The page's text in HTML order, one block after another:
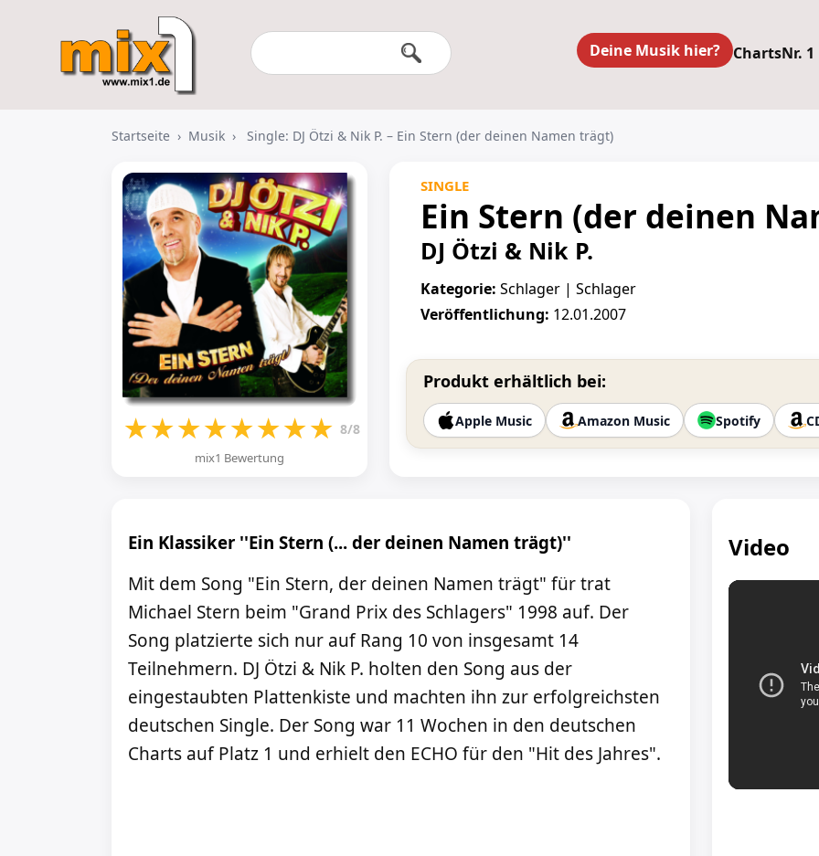
Deine Musik hier? ChartsNr.
Startseite › Musik › Single: DJ Ötzi & Nik P. – Ein Stern (der deinen Namen trägt)
★★★★★★★★ 8/8
mix1 Bewertung
SINGLE
Ein Stern (der deinen
DJ Ötzi & Nik P.
Kategorie: Schlager | Schlager
Veröffentlichung: 12.01.2007
Produkt erhältlich bei:
Apple Music Amazon Music Spotify
Ein Klassiker ''Ein Stern (... der deinen Namen trägt)''
Mit dem Song "Ein Stern, der deinen Namen trägt" für trat
Michael Stern beim "Grand Prix des Schlagers" 1998 auf. Der
Song platzierte sich nur auf Rang 10 von insgesamt 14
Teilnehmern. DJ Ötzi & Nik P. holten den Song aus der
eingestaubten Plattenkiste und machten ihn zur erfolgreichsten
deutschen Single. Der Song war 11 Wochen in den deutschen
Charts auf Platz 1 und erhielt den ECHO für den "Hit des Jahres".
Video